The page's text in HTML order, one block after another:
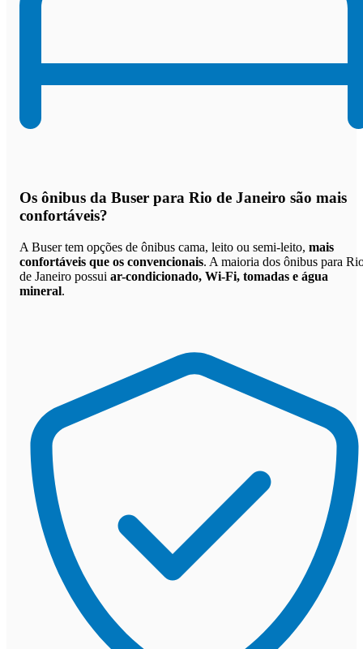
Os ônibus da Buser para Rio de Janeiro são mais
confortáveis?
A Buser tem opções de ônibus cama, leito ou semi-leito, mais
confortáveis que os convencionais. A maioria dos ônibus para
de Janeiro possui ar-condicionado, Wi-Fi, tomadas e água
mineral.